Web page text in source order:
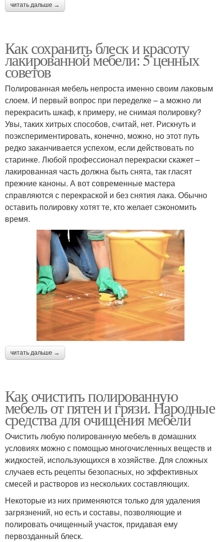
читать дальше →
Как сохранить блеск и красоту
лакированной мебели: 5 ценных
советов
Полированная мебель непроста именно своим лаковым
слоем. И первый вопрос при переделке – а можно ли
перекрасить шкаф, к примеру, не снимая полировку?
Увы, таких хитрых способов, считай, нет. Рискнуть и
поэкспериментировать, конечно, можно, но этот путь
редко заканчивается успехом, если действовать по
старинке. Любой профессионал перекраски скажет –
лакированная часть должна быть снята, так гласят
прежние каноны. А вот современные мастера
справляются с перекраской и без снятия лака. Обычно
оставить полировку хотят те, кто желает сэкономить
время.
читать дальше →
Как очистить полированную
мебель от пятен и грязи. Народные
средства для очищения мебели
Очистить любую полированную мебель в домашних
условиях можно с помощью многочисленных веществ и
жидкостей, использующихся в хозяйстве. Для сложных
случаев есть рецепты безопасных, но эффективных
смесей и растворов из нескольких составляющих.
Некоторые из них применяются только для удаления
загрязнений, но есть и составы, позволяющие и
полировать очищенный участок, придавая ему
первозданный блеск.